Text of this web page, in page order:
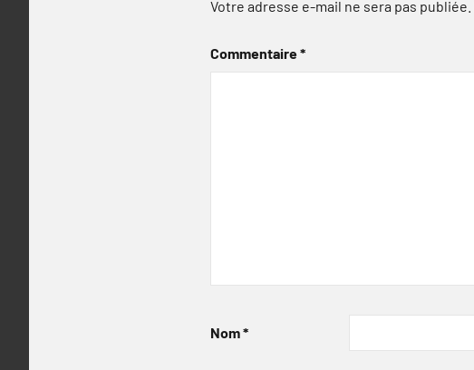
Votre adresse e-mail ne sera pas publiée.
Commentaire*
Nom*